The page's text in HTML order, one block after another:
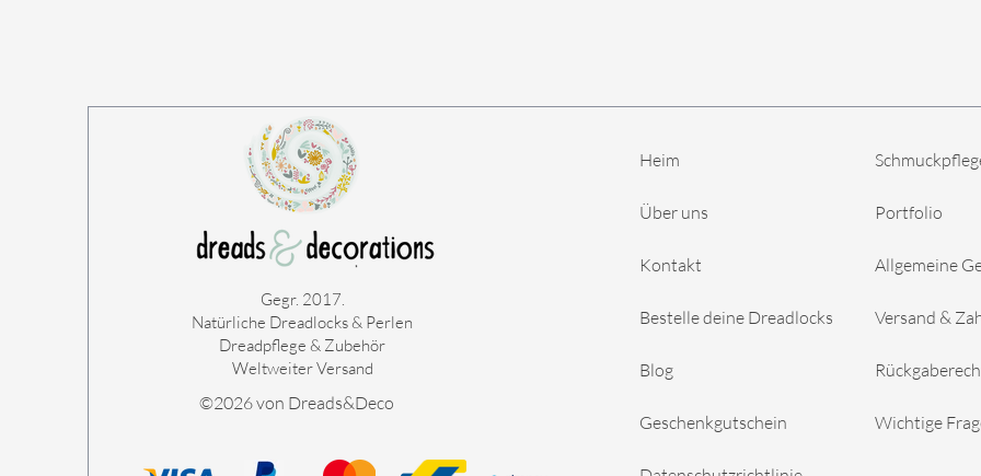
Gegr. 2017.
Natürliche Dreadlocks & Perlen
Dreadpflege & Zubehör
Weltweiter Versand
©2026 von Dreads&Deco
Heim
Über uns
Kontakt
Bestelle deine Dreadlocks
Blog
Geschenkgutschein
Portfolio
Allgemeine
Versand &
Wichtige